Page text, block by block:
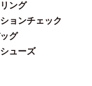
ング
ョンチェック
グ
ューズ